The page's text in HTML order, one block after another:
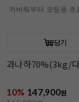
커버춰부터 코팅용 초
담기
과나하70%(3kg/
10% 147,900원